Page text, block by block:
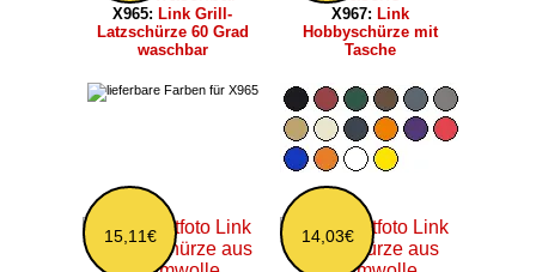
X965: Link Grill-
Latzschürze 60 Grad
waschbar
X967: Link
Hobbyschürze mit
Tasche
15,11€ 14,03€